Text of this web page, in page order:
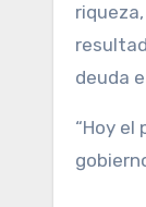
deuda
“Hoy